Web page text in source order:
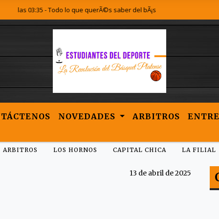
03:35 - Todo lo que querÃ©s saber del bÃ¡squet Platense lo encontrÃ¡s
NOVEDADES ARBITROS
ARBITROS LOS HORNOS CAPITAL CHICA LA FILIAL
13 de abril de 2025